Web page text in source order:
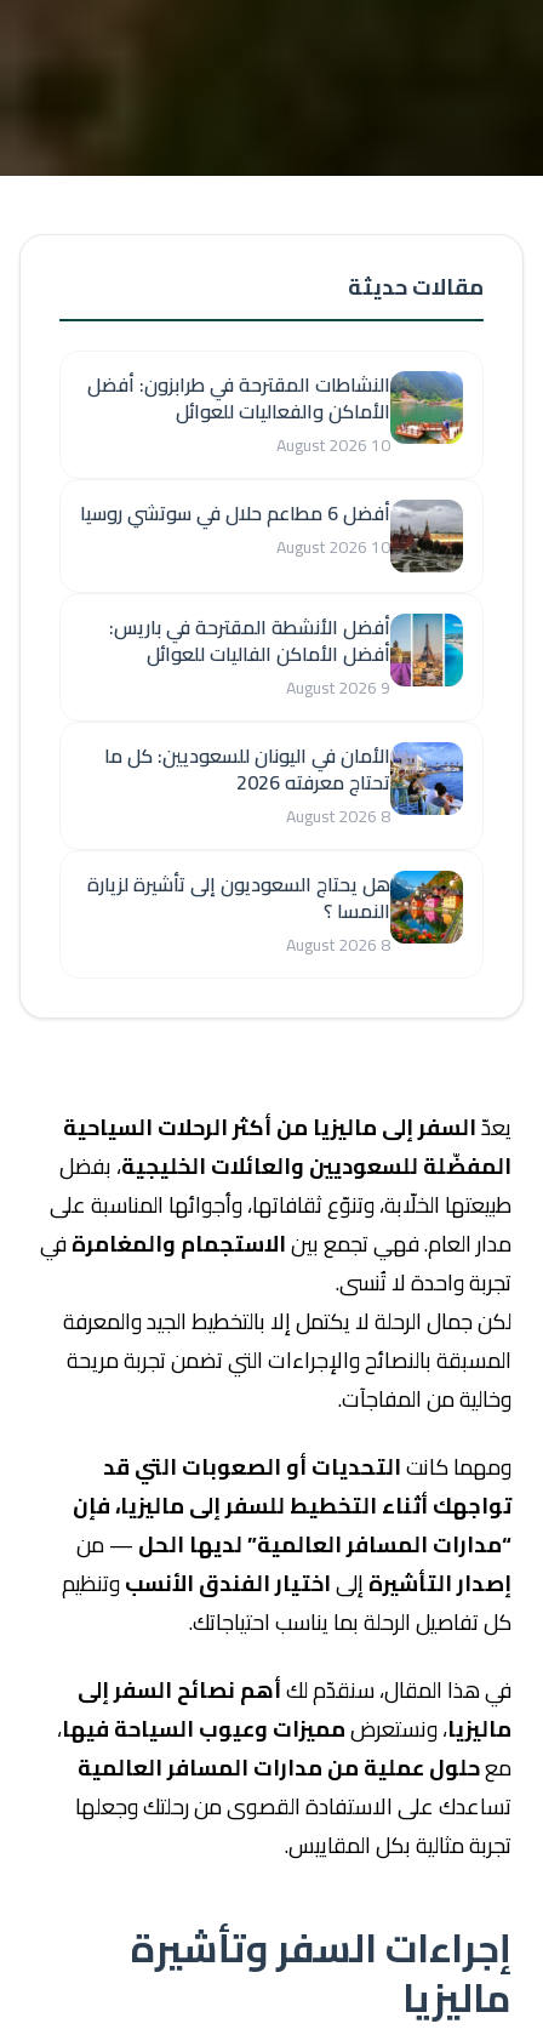
يعدّالسفر إلى ماليزيا من أكثر الرحلات السياحية
المفضّلة للسعوديين والعائلات الخليجية، بفضل
طبيعتها الخلّابة، وتنوّع ثقافاتها، وأجوائها المناسبة على
مدار العام. فهي تجمع بينالاستجمام والمغامرةفي
تجربة واحدة لا تُنسى.
لكن جمال الرحلة لا يكتمل إلا بالتخطيط الجيد والمعرفة
المسبقة بالنصائح والإجراءات التي تضمن تجربة مريحة
وخالية من المفاجآت.
ومهما كانتالتحديات أو الصعوبات التي قد
تواجهك أثناء التخطيط للسفر إلى ماليزيا، فإن
“مدارات المسافر العالمية” لديها الحل— من
إصدار التأشيرةإلىاختيار الفندق الأنسبوتنظيم
كل تفاصيل الرحلة بما يناسب احتياجاتك.
في هذا المقال، سنقدّم لكأهم نصائح السفر إلى
ماليزيا، ونستعرضمميزات وعيوب السياحة فيها،
معحلول عملية من مدارات المسافر العالمية
تساعدك على الاستفادة القصوى من رحلتك وجعلها
تجربة مثالية بكل المقاييس.
إجراءات السفر وتأشيرة
ماليزيا
مقالات حديثة
النشاطات المقترحة في طرابزون: أفضل
الأماكن والفعاليات للعوائل
10 August 2026
أفضل 6 مطاعم حلال في سوتشي روسيا
10 August 2026
أفضل الأنشطة المقترحة في باريس:
أفضل الأماكن الفاليات للعوائل
9 August 2026
الأمان في اليونان للسعوديين: كل ما
تحتاج معرفته 2026
8 August 2026
هل يحتاج السعوديون إلى تأشيرة لزيارة
النمسا ؟
8 August 2026